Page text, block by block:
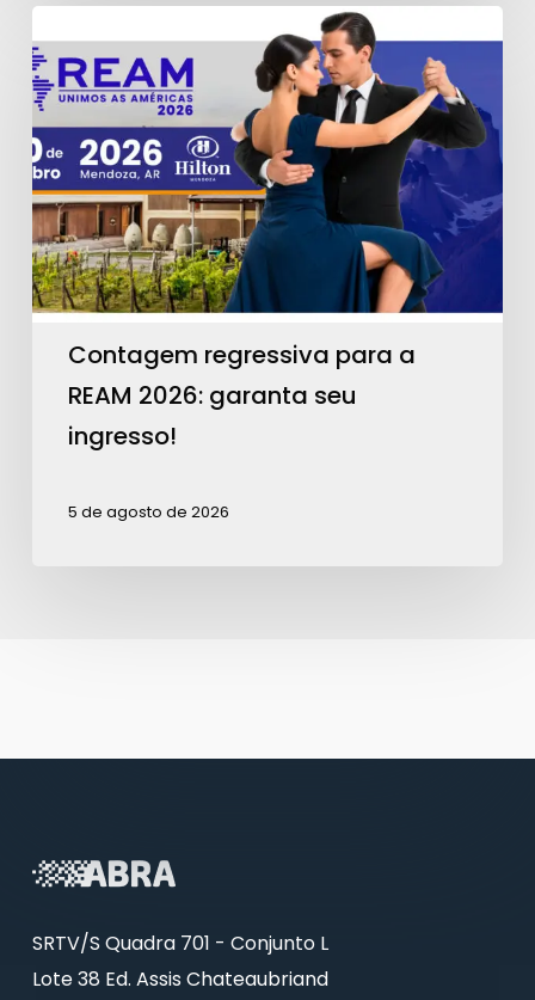
regressiva
para
a
REAM
2026:
garanta
seu
ingresso!
Contagem regressiva para a
REAM 2026: garanta seu
ingresso!
5 de agosto de 2026
SRTV/S Quadra 701 - Conjunto L
Lote 38 Ed. Assis Chateaubriand